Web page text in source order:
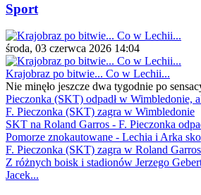
Sport
środa, 03 czerwca 2026 14:04
Krajobraz po bitwie... Co w Lechii...
Nie minęło jeszcze dwa tygodnie po
Pieczonka (SKT) odpadł w Wimbledonie,
F. Pieczonka (SKT) zagra w Wimbledonie
SKT na Roland Garros - F. Pieczonka
Pomorze znokautowane - Lechia i Arka
F. Pieczonka (SKT) zagra w Roland Garros
Z różnych boisk i stadionów Jerzego
Jacek...